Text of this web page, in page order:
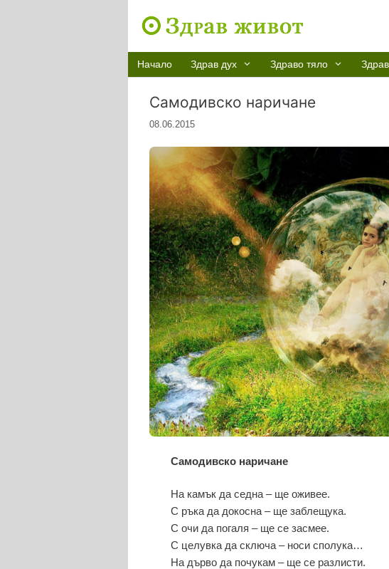
Начало Здрав дух Здраво тяло
Самодивско наричане
08.06.2015
Самодивско наричане
На камък да седна – ще оживее.
С ръка да докосна – ще заблещука.
С очи да погаля – ще се засмее.
С целувка да сключа – носи сполука…
На дърво да почукам – ще се разлисти.